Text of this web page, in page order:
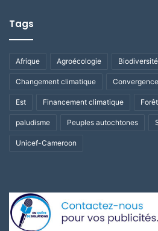
Tags
Afrique Agroécologie Biodiversité
Changement climatique
Est Financement climatique Forêt
paludisme Peuples autochtones
Unicef-Cameroon